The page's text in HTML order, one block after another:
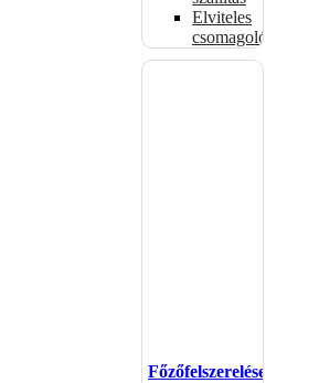
Elviteles
csomagolóanyagok
Főzőfelszerelések